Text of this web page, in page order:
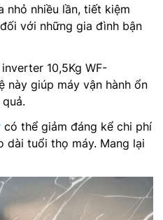
nhỏ nhiều lần, tiết kiệm
với những gia đình bận
10,5Kg WF-
này giúp máy vận hành ổn
có thể giảm đáng kể chi phí
dài tuổi thọ máy. Mang lại